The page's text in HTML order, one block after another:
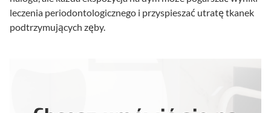
leczenia periodontologicznego i przyspieszać utratę tkanek
podtrzymujących zęby.